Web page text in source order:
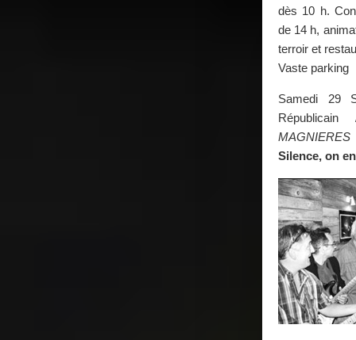
dès 10 h.
de 14 h,
terroir et
Vaste parking
Samedi 29
MAGNIERES
Silence, on